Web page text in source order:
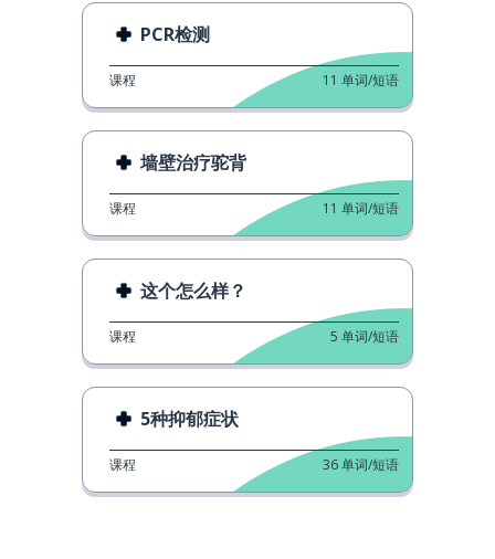
PCR检测
课程 11 单词/短语
墙壁治疗驼背
课程 11 单词/短语
这个怎么样？
课程 5 单词/短语
5种抑郁症状
课程 36单词/短语